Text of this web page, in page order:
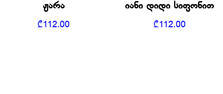
ჟარა
₾112.00
იანი დიდი სიფონით
₾112.00